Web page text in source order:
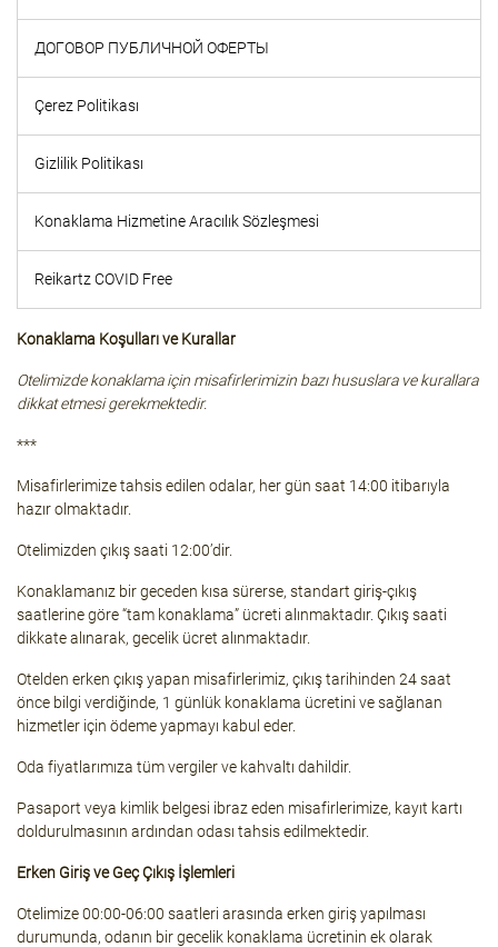
ДОГОВОР ПУБЛИЧНОЙ ОФЕРТЫ
Çerez Politikası
Gizlilik Politikası
Konaklama Hizmetine Aracılık Sözleşmesi
Reikartz COVID Free
Konaklama Koşulları ve Kurallar
Otelimizde konaklama için misafirlerimizin bazı hususlara ve kurallara
dikkat etmesi gerekmektedir.
***
Misafirlerimize tahsis edilen odalar, her gün saat 14:00 itibarıyla
hazır olmaktadır.
Otelimizden çıkış saati 12:00’dir.
Konaklamanız bir geceden kısa sürerse, standart giriş-çıkış
saatlerine göre “tam konaklama” ücreti alınmaktadır. Çıkış saati
dikkate alınarak, gecelik ücret alınmaktadır.
Otelden erken çıkış yapan misafirlerimiz, çıkış tarihinden 24 saat
önce bilgi verdiğinde, 1 günlük konaklama ücretini ve sağlanan
hizmetler için ödeme yapmayı kabul eder.
Oda fiyatlarımıza tüm vergiler ve kahvaltı dahildir.
Pasaport veya kimlik belgesi ibraz eden misafirlerimize, kayıt kartı
doldurulmasının ardından odası tahsis edilmektedir.
Erken Giriş ve Geç Çıkış İşlemleri
Otelimize 00:00-06:00 saatleri arasında erken giriş yapılması
durumunda, odanın bir gecelik konaklama ücretinin ek olarak